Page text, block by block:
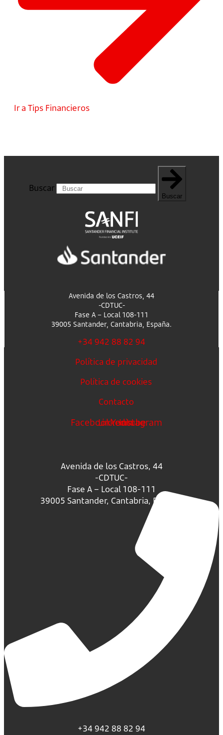
Ir a Tips Financieros
Buscar
Buscar
Avenida de los Castros, 44
-CDTUC-
Fase A – Local 108-111
39005 Santander, Cantabria, España.
+34 942 88 82 94
Política de privacidad
Política de cookies
Contacto
FacebookLinkedin
Youtube
Instagram
Avenida de los Castros, 44
-CDTUC-
Fase A – Local 108-111
39005 Santander, Cantabria, España.
+34 942 88 82 94